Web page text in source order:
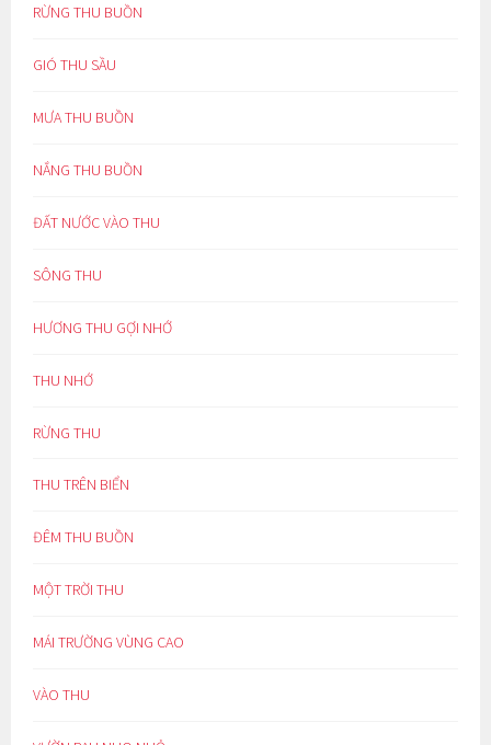
RỪNG THU BUỒN
GIÓ THU SẦU
MƯA THU BUỒN
NẮNG THU BUỒN
ĐẤT NƯỚC VÀO THU
SÔNG THU
HƯƠNG THU GỢI NHỚ
THU NHỚ
RỪNG THU
THU TRÊN BIỂN
ĐÊM THU BUỒN
MỘT TRỜI THU
MÁI TRƯỜNG VÙNG CAO
VÀO THU